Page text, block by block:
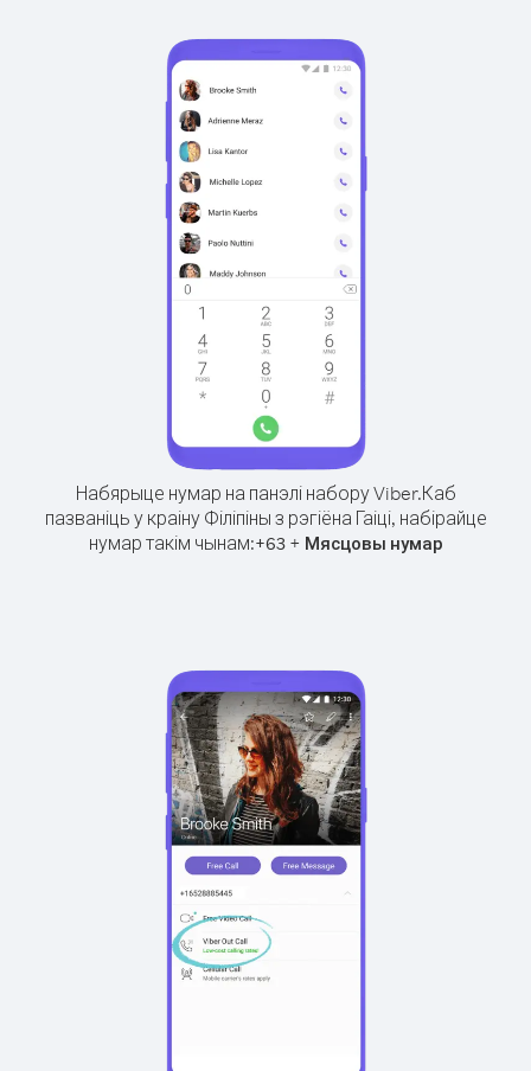
Набярыце нумар на панэлі набору Viber.Каб
пазваніць у краіну Філіпіны з рэгіёна Гаіці, набірайце
нумар такім чынам:+63+ Мясцовы нумар